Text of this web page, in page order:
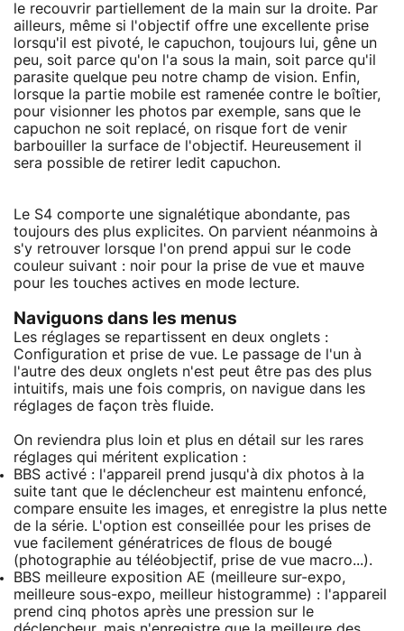
le recouvrir partiellement de la main sur la droite. Par
ailleurs, même si l'objectif offre une excellente prise
lorsqu'il est pivoté, le capuchon, toujours lui, gêne un
peu, soit parce qu'on l'a sous la main, soit parce qu'il
parasite quelque peu notre champ de vision. Enfin,
lorsque la partie mobile est ramenée contre le boîtier,
pour visionner les photos par exemple, sans que le
capuchon ne soit replacé, on risque fort de venir
barbouiller la surface de l'objectif. Heureusement il
sera possible de retirer ledit capuchon.
Le S4 comporte une signalétique abondante, pas
toujours des plus explicites. On parvient néanmoins à
s'y retrouver lorsque l'on prend appui sur le code
couleur suivant : noir pour la prise de vue et mauve
pour les touches actives en mode lecture.
Naviguons dans les menus
Les réglages se repartissent en deux onglets :
Configuration et prise de vue. Le passage de l'un à
l'autre des deux onglets n'est peut être pas des plus
intuitifs, mais une fois compris, on navigue dans les
réglages de façon très fluide.
On reviendra plus loin et plus en détail sur les rares
réglages qui méritent explication :
BBS activé : l'appareil prend jusqu'à dix photos à la
suite tant que le déclencheur est maintenu enfoncé,
compare ensuite les images, et enregistre la plus nette
de la série. L'option est conseillée pour les prises de
vue facilement génératrices de flous de bougé
(photographie au téléobjectif, prise de vue macro...).
BBS meilleure exposition AE (meilleure sur-expo,
meilleure sous-expo, meilleur histogramme) : l'appareil
prend cinq photos après une pression sur le